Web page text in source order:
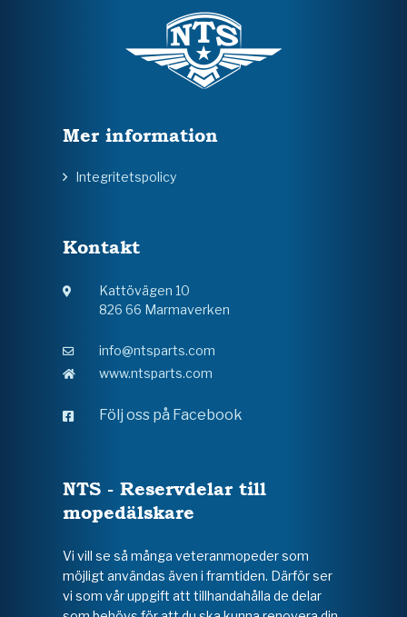
Mer information
Integritetspolicy
Kontakt
Kattövägen 10
826 66 Marmaverken
info@ntsparts.com
www.ntsparts.com
Följ oss på Facebook
NTS - Reservdelar till
mopedälskare
Vi vill se så många veteranmopeder som
möjligt användas även i framtiden. Därför ser
vi som vår uppgift att tillhandahålla de delar